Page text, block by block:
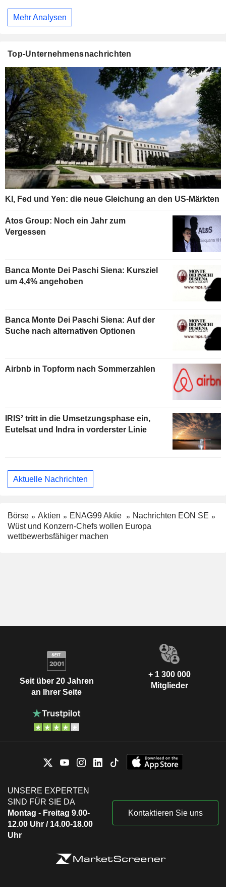
Mehr Analysen
Top-Unternehmensnachrichten
KI, Fed und Yen: die neue Gleichung an den US-Märkten
Atos Group: Noch ein Jahr zum
Vergessen
Banca Monte Dei Paschi Siena: Kursziel
um 4,4% angehoben
Banca Monte Dei Paschi Siena: Auf der
Suche nach alternativen Optionen
Airbnb in Topform nach Sommerzahlen
IRIS² tritt in die Umsetzungsphase ein,
Eutelsat und Indra in vorderster Linie
Aktuelle Nachrichten
Börse Aktien ENAG99 Aktie
Nachrichten EON SE
Wüst und Konzern-Chefs wollen Europa
wettbewerbsfähiger machen
Seit über 20 Jahren
an Ihrer Seite
+ 1 300 000
Mitglieder
UNSERE EXPERTEN
SIND FÜR SIE DA
Montag - Freitag 9.00-
12.00 Uhr / 14.00-18.00
Uhr
Kontaktieren Sie uns